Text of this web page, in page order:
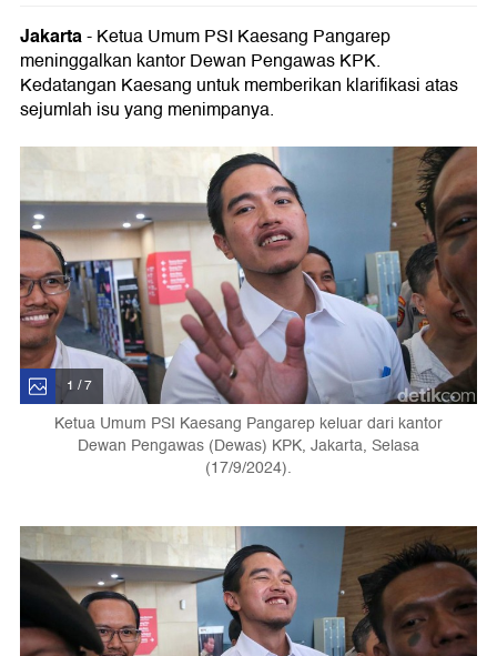
Jakarta- Ketua Umum PSI Kaesang Pangarep
meninggalkan kantor Dewan Pengawas KPK.
Kedatangan Kaesang untuk memberikan klarifikasi atas
sejumlah isu yang menimpanya.
1 / 7
Ketua Umum PSI Kaesang Pangarep keluar dari kantor
Dewan Pengawas (Dewas) KPK, Jakarta, Selasa
(17/9/2024).